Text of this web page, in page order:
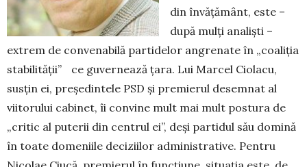
din învățământ, este –
după mulţi analişti –
extrem de convenabilă partidelor angrenate în „coa­liţia
stabilității” ce guvernează țara. Lui Mar­cel Ciolacu,
susțin ei, preşedintele PSD și pre­mierul desemnat al
viitorului cabinet, îi convine mult mai mult postura de
„critic al puterii din cen­trul ei”, deşi partidul său domină
în toate dome­niile deciziilor administrative. Pentru